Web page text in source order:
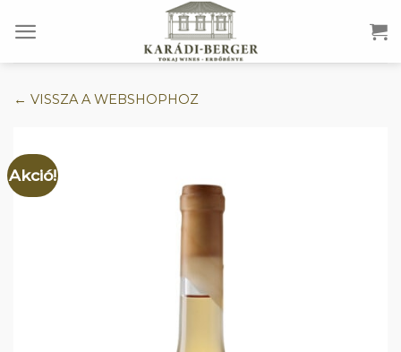
← VISSZA A WEBSHOPHOZ
Akció!